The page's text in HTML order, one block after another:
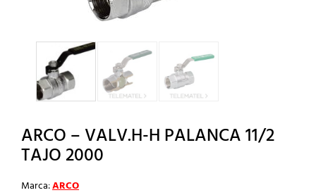
ARCO – VALV.H-H PALANCA 11/2
TAJO 2000
Marca:ARCO